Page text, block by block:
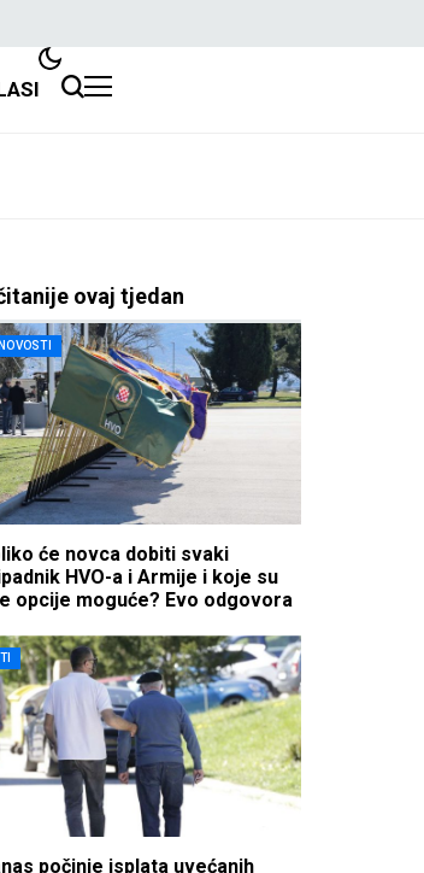
ovaj tjedan
NOVOSTI
će novca dobiti svaki
HVO-a i Armije i koje su
opcije moguće? Evo odgovora
počinje isplata uvećanih